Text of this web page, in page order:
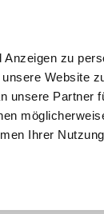
zu
Website
unsere Partner
Ihrer